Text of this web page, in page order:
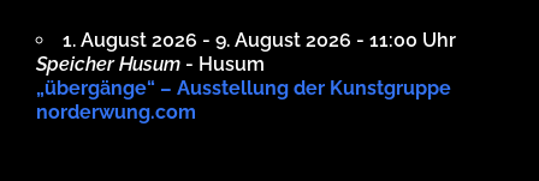
1. August 2026 - 9. August 2026 - 11:00 Uhr
Speicher Husum - Husum
„übergänge“ – Ausstellung der Kunstgruppe
norderwung.com